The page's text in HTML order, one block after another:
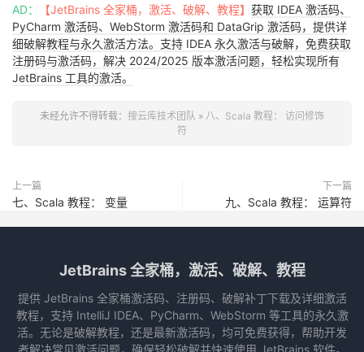
AD： 【JetBrains 全家桶，激活、破解、教程】 获取 IDEA 激活码、
PyCharm 激活码、WebStorm 激活码和 DataGrip 激活码，提供详
细破解教程与永久激活方法。支持 IDEA 永久激活与破解，免费获取
注册码与激活码，解决 2024/2025 版本激活问题，轻松实现所有
JetBrains 工具的激活。
未经允许不得转载： 搜云库技术团队 » 八、Scala 教程： 访问修饰
符
上一篇
七、Scala 教程： 变量
下一篇
九、Scala 教程： 运算符
JetBrains 全家桶，激活、破解、教程
提供 JetBrains 全家桶激活码、注册码、破解补丁下载及详细激活
教程，支持 IntelliJ IDEA、PyCharm、WebStorm 等工具的永久激
活。无论是破解教程，还是最新激活码，均可免费获得，帮助开发
者解决常见激活问题，确保轻松破解并快速使用 JetBrains 软件。